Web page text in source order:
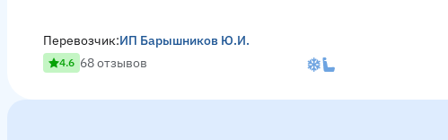
Перевозчик:ИП Барышников Ю.И.
4.6 68 отзывов